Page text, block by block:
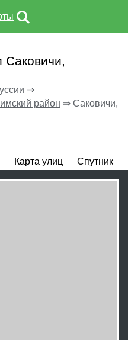
Саковичи,
⇒
район ⇒ Саковичи,
Карта улиц Спутник